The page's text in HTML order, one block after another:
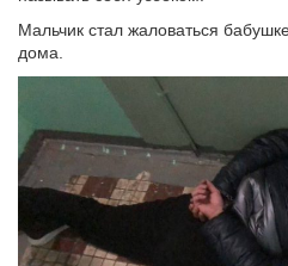
Мальчик стал жаловаться
дома.